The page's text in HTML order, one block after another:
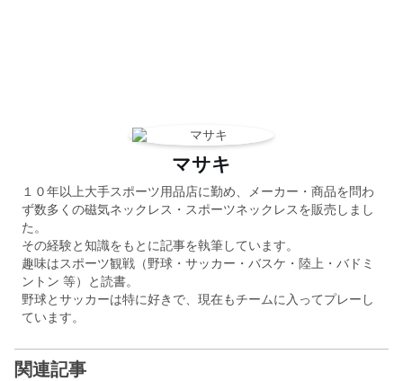
マサキ
１０年以上大手スポーツ用品店に勤め、メーカー・商品を問わ
ず数多くの磁気ネックレス・スポーツネックレスを販売しまし
た。
その経験と知識をもとに記事を執筆しています。
趣味はスポーツ観戦（野球・サッカー・バスケ・陸上・バドミ
ントン 等）と読書。
野球とサッカーは特に好きで、現在もチームに入ってプレーし
ています。
関連記事